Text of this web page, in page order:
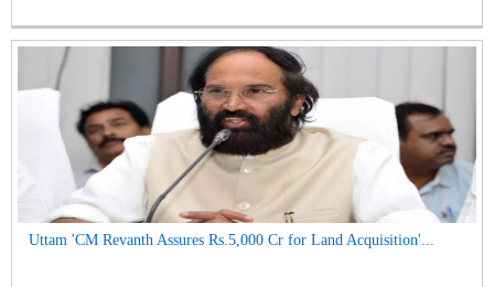
Uttam 'CM Revanth Assures Rs.5,000 Cr for Land Acquisition'...